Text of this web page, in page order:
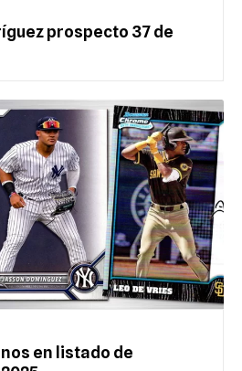
prospecto 37 de
de